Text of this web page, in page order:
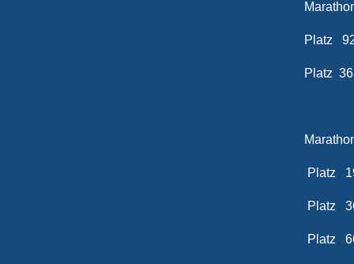
Platz
Platz
Platz
Platz
Platz